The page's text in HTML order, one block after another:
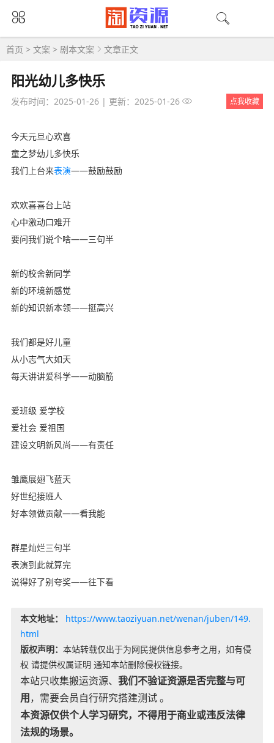
首页 > 文案 > 剧本文案 文章正文
阳光幼儿多快乐
发布时间：2025-01-26| 更新：2025-01-26 点我收藏
今天元旦心欢喜
童之梦幼儿多快乐
我们上台来表演――鼓励鼓励
欢欢喜喜台上站
心中激动口难开
要问我们说个啥――三句半
新的校舍新同学
新的环境新感觉
新的知识新本领――挺高兴
我们都是好儿童
从小志气大如天
每天讲讲爱科学――动脑筋
爱班级 爱学校
爱社会 爱祖国
建设文明新风尚――有责任
雏鹰展翅飞蓝天
好世纪接班人
好本领做贡献――看我能
群星灿烂三句半
表演到此就算完
说得好了别夸奖――往下看
本文地址：
https://www.taoziyuan.net/wenan/juben/149.
html
版权声明： 本站转载仅出于为网民提供信息参考之用，如有侵
权 请提供权属证明 通知本站删除侵权链接。
本站只收集搬运资源、 我们不验证资源是否完整与可
用，需要会员自行研究搭建测试 。
本资源仅供个人学习研究，不得用于商业或违反法律
法规的场景。